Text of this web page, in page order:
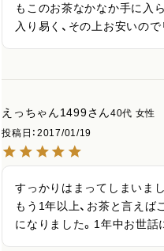
もこのお茶なかなか手に入
入り易く、その上お安いの
えっちゃん1499 40代 女性
投稿日
2017/01/19
すっかりはまってしまいま
もう1年以上、お茶と言えば
になりました。1年中お世話